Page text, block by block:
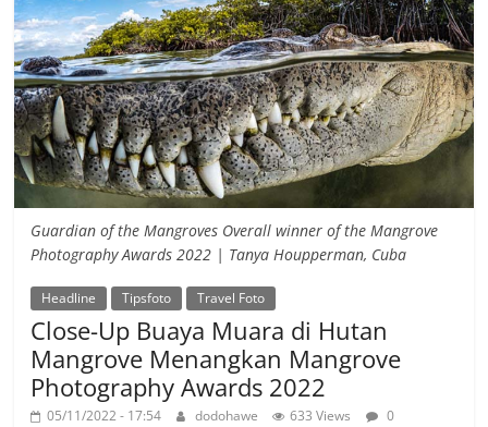
Guardian of the Mangroves Overall winner of the Mangrove
Photography Awards 2022 | Tanya Houpperman, Cuba
Headline Tipsfoto Travel Foto
Close-Up Buaya Muara di Hutan
Mangrove Menangkan Mangrove
Photography Awards 2022
05/11/2022 - 17:54 dodohawe 633 Views
0